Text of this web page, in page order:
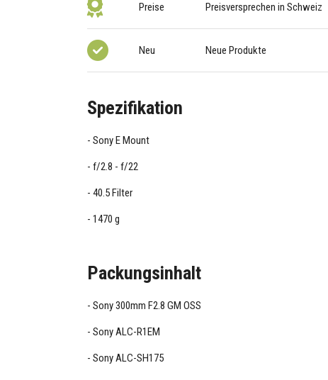
Preise Preisversprechen in Schweiz
Neu Neue Produkte
Spezifikation
Sony E Mount
f/2.8 - f/22
40.5 Filter
1470 g
Packungsinhalt
Sony 300mm F2.8 GM OSS
Sony ALC-R1EM
Sony ALC-SH175